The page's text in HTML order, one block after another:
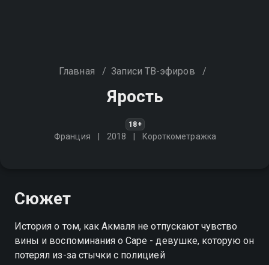
Главная / Записи ТВ-эфиров /
Ярость
18+
Франция 2018 Короткометражка
Сюжет
История о том, как Акмаля не отпускают чувство
вины и воспоминания о Саре - девушке, которую он
потерял из-за стычки с полицией